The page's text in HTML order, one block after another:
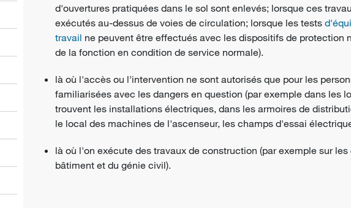
d'ouvertures pratiquées dans le sol sont enlevés; lorsque ces
exécutés au-dessus de voies de circulation; lorsque les tests
travail ne peuvent être effectués avec les dispositifs de protection
de la fonction en condition de service normale).
là où l'accès ou l'intervention ne sont autorisés que pour les
familiarisées avec les dangers en question (par exemple dans les
trouvent les installations électriques, dans les armoires de
le local des machines de l'ascenseur, les champs d'essai
là où l'on exécute des travaux de construction (par exemple sur
bâtiment et du génie civil).